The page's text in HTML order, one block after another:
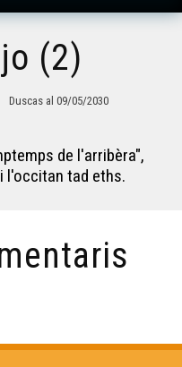
de l'arribèra
(2)
Duscas al 09/05/2030
de l'arribèra",
l'occitan tad eths.